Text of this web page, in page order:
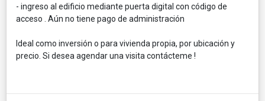
- ingreso al edificio mediante puerta digital con código de
acceso . Aún no tiene pago de administración
Ideal como inversión o para vivienda propia, por ubicación y
precio. Si desea agendar una visita contácteme !